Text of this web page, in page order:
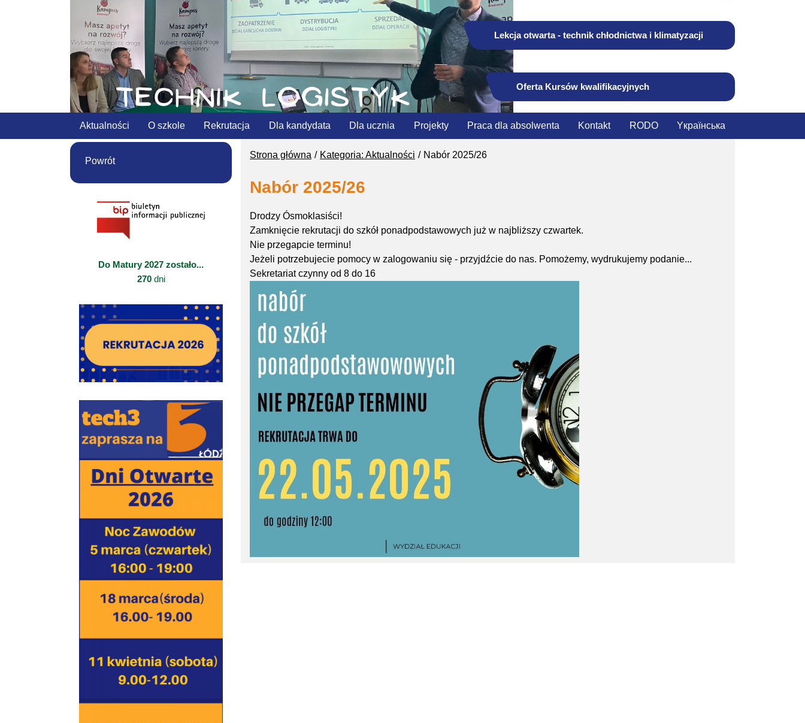
Lekcja otwarta - technik chłodnictwa i klimatyzacji
Oferta Kursów kwalifikacyjnych
Aktualności O szkole Rekrutacja Dla kandydata Dla ucznia Projekty Praca dla absolwenta Kontakt RODO Yкраїнська
Strona główna Kategoria: Aktualności Nabór 2025/26
Nabór 2025/26
Drodzy Ósmoklasiści!
Zamknięcie rekrutacji do szkół ponadpodstawowych już w najbliższy czwartek.
Nie przegapcie terminu!
Jeżeli potrzebujecie pomocy w zalogowaniu się - przyjdźcie do nas. Pomożemy, wydrukujemy podanie...
Sekretariat czynny od 8 do 16
Powrót
Do Matury 2027 zostało...
270dni